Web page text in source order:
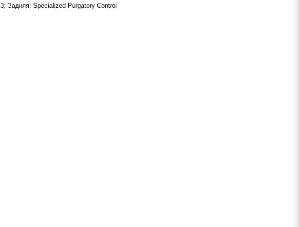
Задняя: Specialized Purgatory Control, 2Bliss Ready,